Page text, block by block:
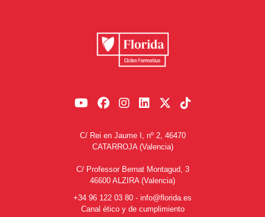
C/ Rei en Jaume I, nº 2, 46470
CATARROJA (Valencia)
C/ Professor Bernat Montagud, 3
46600 ALZIRA (Valencia)
+34 96 122 03 80 - info@florida.es
Canal ético y de cumplimiento